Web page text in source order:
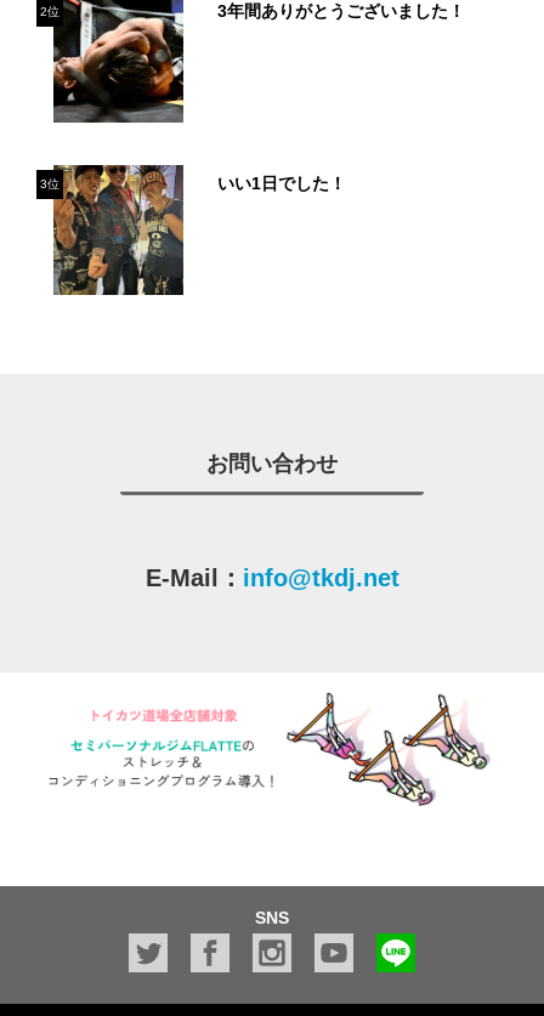
2位 3年間ありがとうございました！
3位 いい1日でした！
お問い合わせ
E-Mail： info@tkdj.net
SNS